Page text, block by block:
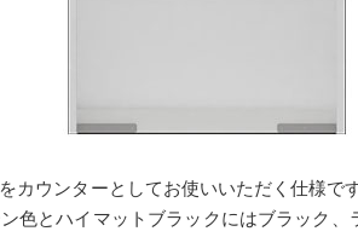
カウンターとしてお使いいただく仕様
色とハイマットブラックにはブラック